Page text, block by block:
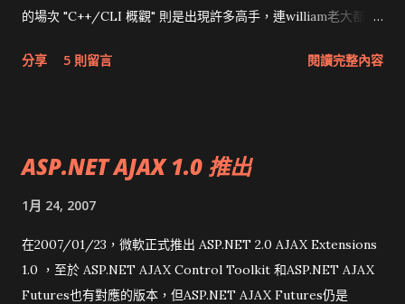
的場次 "C++/CLI 概觀" 則是出現許多高手，連william老大都出
明他是C++的愛好者。原單位同事遇到交大資工畢業的學長，現
忍不住想說：qing本人長得很可愛，聲音很親切，和照片上不太
是鳥毅，不過我都有聽進去啦:P 最後要提一點個人的小意見：
birdman，你推薦的 icesword 有些下載有後門，沒後門的卻不
能執行，下次要附上url。 現在市面上Visual C++ 2005的書，幾
分享 5 則留言 閱讀完整內容
ASP.NET AJAX 1.0 推出
1月 24, 2007
在2007/01/23，微軟正式推出 ASP.NET 2.0 AJAX Extensions
1.0 ，至於 ASP.NET AJAX Control Toolkit 和ASP.NET AJAX
Futures也有對應的版本，但ASP.NET AJAX Futures仍是